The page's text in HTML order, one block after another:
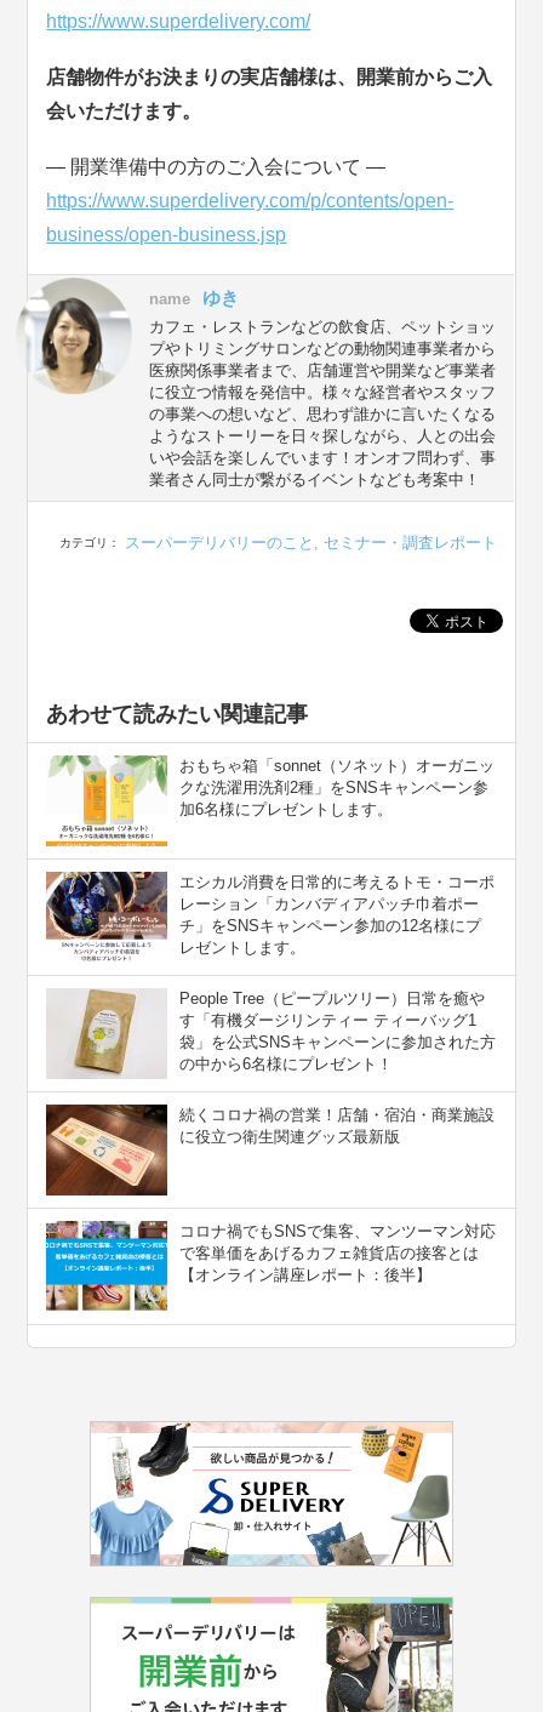
https://www.superdelivery.com/
店舗物件がお決まりの実店舗様は、開業前からご入
会いただけます。
― 開業準備中の方のご入会について ―
https://www.superdelivery.com/p/contents/open-
business/open-business.jsp
name ゆき
カフェ・レストランなどの飲食店、ペットショッ
プやトリミングサロンなどの動物関連事業者から
医療関係事業者まで、店舗運営や開業など事業者
に役立つ情報を発信中。様々な経営者やスタッフ
の事業への想いなど、思わず誰かに言いたくなる
ようなストーリーを日々探しながら、人との出会
いや会話を楽しんでいます！オンオフ問わず、事
業者さん同士が繋がるイベントなども考案中！
カテゴリ： スーパーデリバリーのこと , セミナー・調査レポート
あわせて読みたい関連記事
おもちゃ箱「sonnet（ソネット）オーガニッ
クな洗濯用洗剤2種」をSNSキャンペーン参
加6名様にプレゼントします。
エシカル消費を日常的に考えるトモ・コーポ
レーション「カンバディアパッチ巾着ポー
チ」をSNSキャンペーン参加の12名様にプ
レゼントします。
People Tree（ピープルツリー）日常を癒や
す「有機ダージリンティー ティーバッグ1
袋」を公式SNSキャンペーンに参加された方
の中から6名様にプレゼント！
続くコロナ禍の営業！店舗・宿泊・商業施設
に役立つ衛生関連グッズ最新版
コロナ禍でもSNSで集客、マンツーマン対応
で客単価をあげるカフェ雑貨店の接客とは
【オンライン講座レポート：後半】